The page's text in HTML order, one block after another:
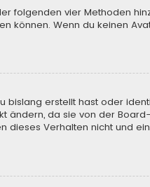
folgenden vier Methoden
können. Wenn du keinen
erstellt hast oder
ändern, da sie von der
Verhalten nicht und